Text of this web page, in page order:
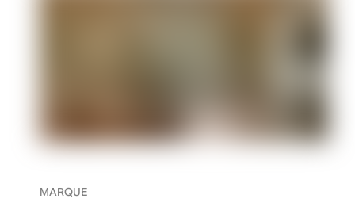
MARQUE